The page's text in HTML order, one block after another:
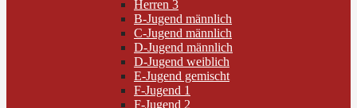
Herren 3
B-Jugend männlich
C-Jugend männlich
D-Jugend männlich
D-Jugend weiblich
E-Jugend gemischt
F-Jugend 1
F-Jugend 2